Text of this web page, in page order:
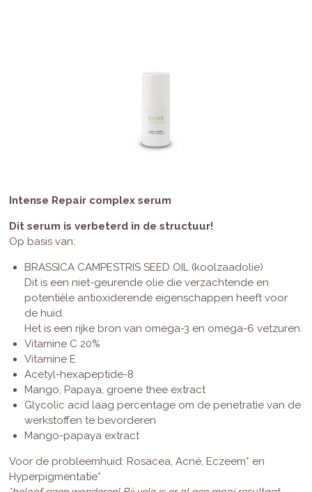
Intense Repair complex serum
Dit serum is verbeterd in de structuur!
Op basis van:
BRASSICA CAMPESTRIS SEED OIL (koolzaadolie)
Dit is een niet-geurende olie die verzachtende en
potentiële antioxiderende eigenschappen heeft voor
de huid.
Het is een rijke bron van omega-3 en omega-6 vetzuren.
Vitamine C 20%
Vitamine E
Acetyl-hexapeptide-8
Mango, Papaya, groene thee extract
Glycolic acid laag percentage om de penetratie van de
werkstoffen te bevorderen
Mango-papaya extract
Voor de probleemhuid: Rosacea, Acné, Eczeem* en
Hyperpigmentatie*